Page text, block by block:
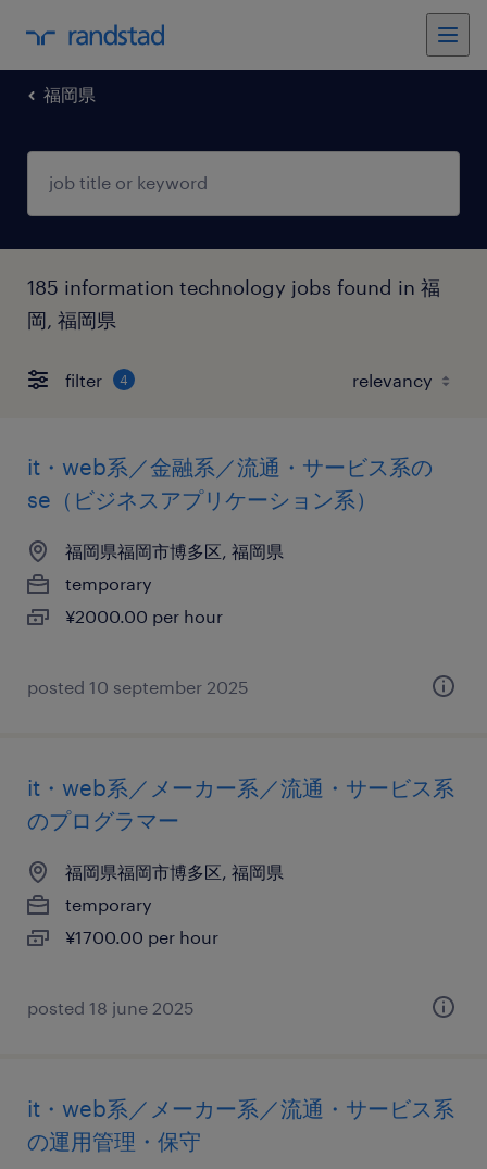
福岡県
185 information technology jobs found in 福
岡, 福岡県
filter 4
it・web系／金融系／流通・サービス系の
se（ビジネスアプリケーション系）
福岡県福岡市博多区, 福岡県
temporary
¥2000.00 per hour
posted 10 september 2025
it・web系／メーカー系／流通・サービス系
のプログラマー
福岡県福岡市博多区, 福岡県
temporary
¥1700.00 per hour
posted 18 june 2025
it・web系／メーカー系／流通・サービス系
の運用管理・保守